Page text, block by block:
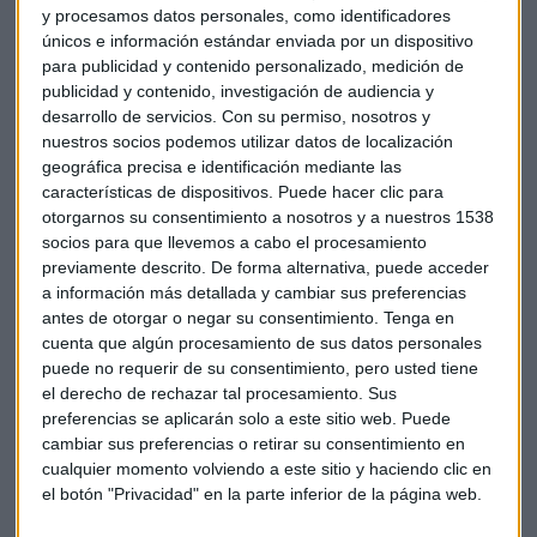
y procesamos datos personales, como identificadores
únicos e información estándar enviada por un dispositivo
para publicidad y contenido personalizado, medición de
publicidad y contenido, investigación de audiencia y
desarrollo de servicios. Con su permiso, nosotros y
nuestros socios podemos utilizar datos de localización
geográfica precisa e identificación mediante las
características de dispositivos. Puede hacer clic para
otorgarnos su consentimiento a nosotros y a nuestros 1538
socios para que llevemos a cabo el procesamiento
previamente descrito. De forma alternativa, puede acceder
a información más detallada y cambiar sus preferencias
antes de otorgar o negar su consentimiento. Tenga en
cuenta que algún procesamiento de sus datos personales
puede no requerir de su consentimiento, pero usted tiene
el derecho de rechazar tal procesamiento. Sus
preferencias se aplicarán solo a este sitio web. Puede
cambiar sus preferencias o retirar su consentimiento en
cualquier momento volviendo a este sitio y haciendo clic en
el botón "Privacidad" en la parte inferior de la página web.
plantilla con los representantes de los trabajadores. Prevén
más costes en 2018 debido a la incertidumbre política que
está paralizando las decisiones sobre inversiones públicas y
también una congelación de las negociaciones sobre
tarifas.
Tras estas cifras, Bank of America Merril Lynch ha rebajado
su recomendación desde neutral hasta infraponderar.
Deutsche Bank y RBC también ha recortado sus
estimaciones de BPA, beneficio por acción.
El 1 de marzo presenta resultados definitivos.
Veolia Enviroment,su principal competidor, mantiene
objetivos y señala que las dificultades de Suez no tienen
ninguna relación con su negocio, pero se ve afectado en la
cotización y está bajando más de un 2% en la apertura.